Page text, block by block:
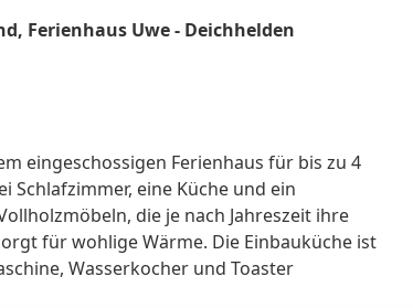
Ferienhaus Uwe - Deichhelden
eingeschossigen Ferienhaus für bis zu 4
Schlafzimmer, eine Küche und ein
die je nach Jahreszeit ihre
für wohlige Wärme. Die Einbauküche ist
Wasserkocher und Toaster